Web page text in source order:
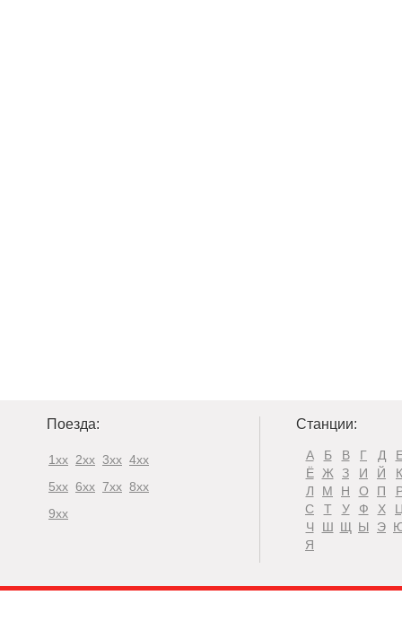
Поезда:
1xx 2xx 3xx 4xx
5xx 6xx 7xx 8xx
9xx
Станции:
А Б В Г Д
Ё
Ж З И Й
К
Л
М Н О П
С
Т У Ф Х
Ч
Ш Щ Ы Э
Я